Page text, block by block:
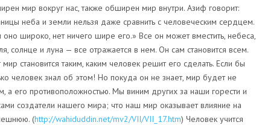
мир вокруг нас, также обширен мир внутри. Азиф говорит:
неба и земли нельзя даже сравнить с человеческим сердцем.
оно широко, нет ничего шире его.» Все он может вместить, небеса,
солнце и луна — все отражается в нем. Он сам становится всем.
мир становится таким, каким человек решит его сделать. Если бы
человек знал об этом! Но покуда он не знает, мир будет не
а его противоположностью. Мы виним других за наши горести и
создатели нашего мира; что наш мир оказывает влияние на
(http://wahiduddin.net/mv2/VII/VII_17.htm) Человек учится